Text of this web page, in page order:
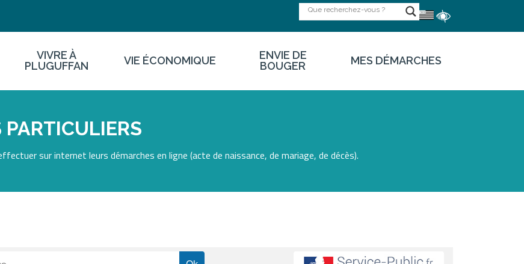
VIVRE À
PLUGUFFAN
VIE ÉCONOMIQUE
ENVIE DE
BOUGER
MES DÉMARCHES
PARTICULIERS
sur internet leurs démarches en ligne (acte de naissance, de mariage, de décès).